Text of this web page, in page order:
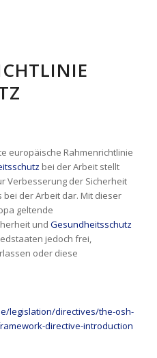
europäische Rahmenrichtlinie
bei der Arbeit stellt
Verbesserung der Sicherheit
der Arbeit dar. Mit dieser
geltende
und Gesundheitsschutz
jedoch frei,
oder diese
legislation/directives/the-osh-
directive-introduction